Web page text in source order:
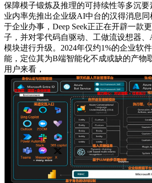
保障模子锻炼及推理的可持续性等多沉
业内率先推出企业级AI中台的汉得消息同
于企业办事，Deep Seek正正在开辟一款
子，并对零代码自驱动、工做流设想器
模块进行升级。2024年仅约1%的企业软
能，定位其为B端智能化不成或缺的产物
用户来看，